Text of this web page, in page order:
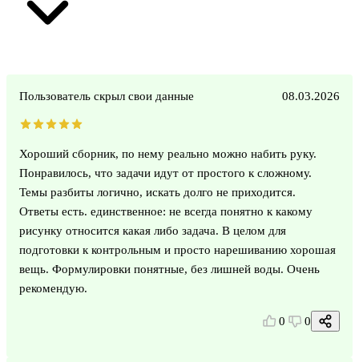
Пользователь скрыл свои данные 08.03.2026
Хороший сборник, по нему реально можно набить руку.
Понравилось, что задачи идут от простого к сложному.
Темы разбиты логично, искать долго не приходится.
Ответы есть. единственное: не всегда понятно к какому
рисунку относится какая либо задача. В целом для
подготовки к контрольным и просто нарешиванию хорошая
вещь. Формулировки понятные, без лишней воды. Очень
рекомендую.
0 0